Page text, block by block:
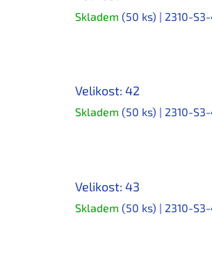
Skladem (50 ks) | 2310-S3-
Velikost: 42
Skladem (50 ks) | 2310-
Velikost: 43
Skladem (50 ks) | 2310-